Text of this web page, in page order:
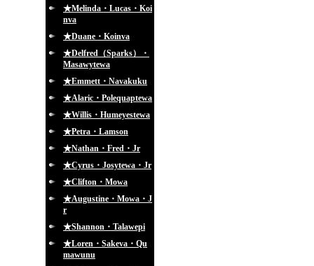
★Melinda・Lucas・Koi
nva
★Duane・Koinva
★Delfred（Sparks）・
Masawytewa
★Emmett・Navakuku
★Alaric・Polequaptewa
★Willis・Humeyestewa
★Petra・Lamson
★Nathan・Fred・Jr
★Cyrus・Josytewa・Jr
★Clifton・Mowa
★Augustine・Mowa・J
r
★Shannon・Talawepi
★Loren・Sakeva・Qu
mawunu